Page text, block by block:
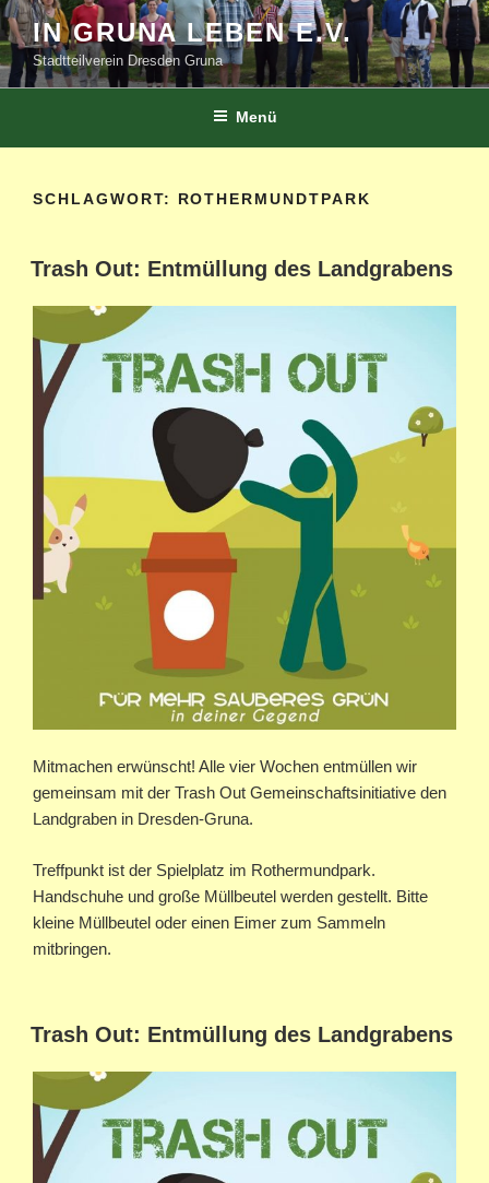
Zum
Inhalt
springen
IN GRUNA LEBEN E.V.
Stadtteilverein Dresden Gruna
Menü
SCHLAGWORT: ROTHERMUNDTPARK
Trash Out: Entmüllung des Landgrabens
Mitmachen erwünscht! Alle vier Wochen entmüllen wir
gemeinsam mit der Trash Out Gemeinschaftsinitiative den
Landgraben in Dresden-Gruna.
Treffpunkt ist der Spielplatz im Rothermundpark.
Handschuhe und große Müllbeutel werden gestellt. Bitte
kleine Müllbeutel oder einen Eimer zum Sammeln
mitbringen.
Trash Out: Entmüllung des Landgrabens